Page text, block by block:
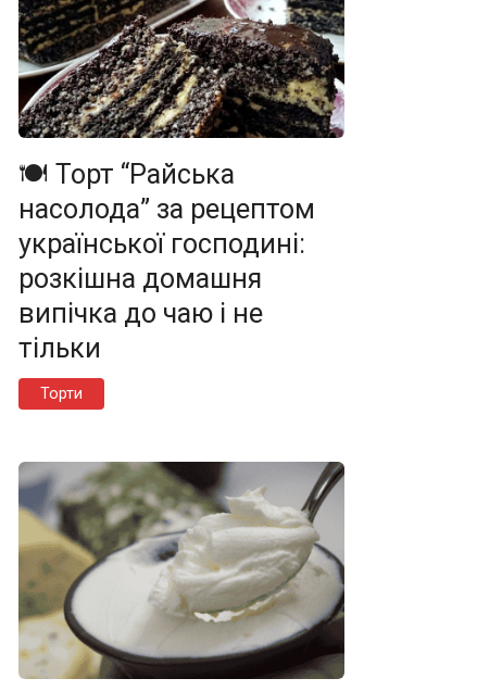
🍽️ Торт “Райська
насолода” за рецептом
української господині:
розкішна домашня
випічка до чаю і не
тільки
Торти